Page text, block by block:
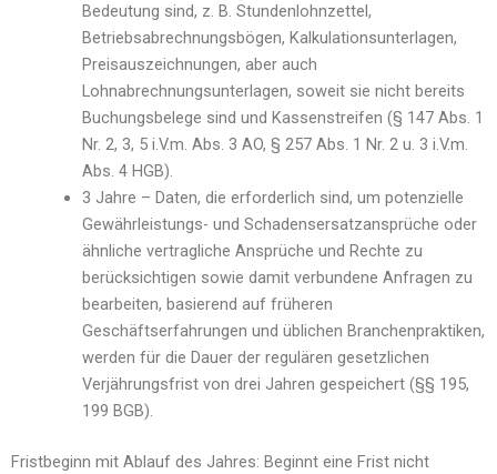
Bedeutung sind, z. B. Stundenlohnzettel,
Betriebsabrechnungsbögen, Kalkulationsunterlagen,
Preisauszeichnungen, aber auch
Lohnabrechnungsunterlagen, soweit sie nicht bereits
Buchungsbelege sind und Kassenstreifen (§ 147 Abs. 1
Nr. 2, 3, 5 i.V.m. Abs. 3 AO, § 257 Abs. 1 Nr. 2 u. 3 i.V.m.
Abs. 4 HGB).
3 Jahre – Daten, die erforderlich sind, um potenzielle
Gewährleistungs- und Schadensersatzansprüche oder
ähnliche vertragliche Ansprüche und Rechte zu
berücksichtigen sowie damit verbundene Anfragen zu
bearbeiten, basierend auf früheren
Geschäftserfahrungen und üblichen Branchenpraktiken,
werden für die Dauer der regulären gesetzlichen
Verjährungsfrist von drei Jahren gespeichert (§§ 195,
199 BGB).
Fristbeginn mit Ablauf des Jahres: Beginnt eine Frist nicht